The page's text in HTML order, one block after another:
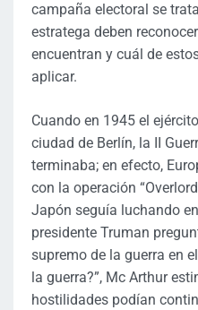
campaña electoral se
estratega deben
encuentran y cuál de
aplicar.
Cuando en 1945 el
ciudad de Berlín, la II
terminaba; en efecto,
con la operación
Japón seguía luchando
presidente Truman
supremo de la guerra en
la guerra?”, Mc Arthur
hostilidades podían